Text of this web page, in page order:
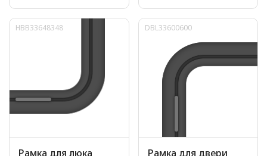
HBB33648348
Рамка для люка
DBL33600600
Рамка для двери